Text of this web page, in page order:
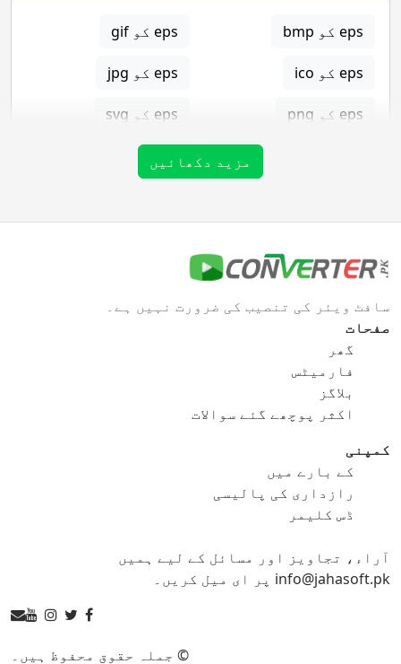
eps کو bmp eps کو gif
eps کو ico eps کو jpg
eps کو png eps کو svg
gif کنورٹر
gif کو bmp
gif کو ico
gif کو png
gif کو tga
ico کو bmp
ico کو gif ico کو jpg
مزید دکھائیں
سافٹ ویئر کی تنصیب کی ضرورت نہیں ہے۔
صفحات
گھر
فارمیٹس
بلاگز
اکثر پوچھے گئے سوالات
کمپنی
کے بارے میں
رازداری کی پالیسی
ڈس کلیمر
آراء، تجاویز اور مسائل کے لیے ہمیں
info@jahasoft.pk پر ای میل کریں۔
© جملہ حقوق محفوظ ہیں۔